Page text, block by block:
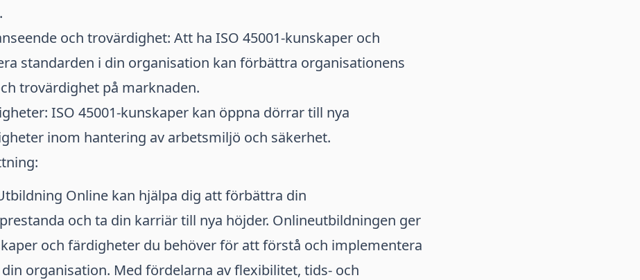
och trovärdighet: Att ha ISO 45001-kunskaper och
standarden i din organisation kan förbättra organisationens
trovärdighet på marknaden.
ISO 45001-kunskaper kan öppna dörrar till nya
inom hantering av arbetsmiljö och säkerhet.
Online kan hjälpa dig att förbättra din
och ta din karriär till nya höjder. Onlineutbildningen ger
och färdigheter du behöver för att förstå och implementera
din organisation. Med fördelarna av flexibilitet, tids- och